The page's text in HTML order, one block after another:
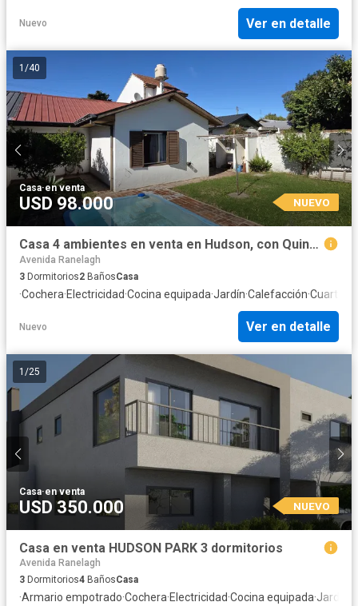
Nuevo Ver en detalle
1 /40
Casa·en venta
USD 98.000 NUEVO
Casa 4 ambientes en venta en Hudson, con Quincho y Pileta
Avenida Ranelagh
3 Dormitorios2 BañosCasa
·Cochera·Electricidad·Cocina equipada·Jardín·Calefacción·Cuarto
Nuevo Ver en detalle
1 /25
Casa·en venta
USD 350.000 NUEVO
Casa en venta HUDSON PARK 3 dormitorios
Avenida Ranelagh
3 Dormitorios4 BañosCasa
·Armario empotrado·Cochera·Electricidad·Cocina equipada·Jardín